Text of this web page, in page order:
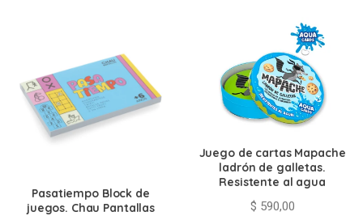
Pasatiempo Block de
juegos. Chau Pantallas
Juego de cartas Mapache
ladrón de galletas.
Resistente al agua
$ 590,00